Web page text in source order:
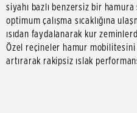
siyahı bazlı benzersiz bir
optimum çalışma sıcaklığına
ısıdan faydalanarak kur
Özel reçineler hamur
artırarak rakipsiz ıslak